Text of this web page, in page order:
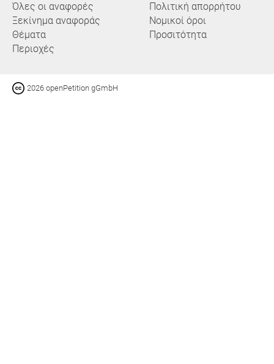
Όλες οι αναφορές
Ξεκίνημα αναφοράς
Θέματα
Περιοχές
Πολιτική απορρήτου
Νομικοί όροι
Προσιτότητα
2026 openPetition gGmbH